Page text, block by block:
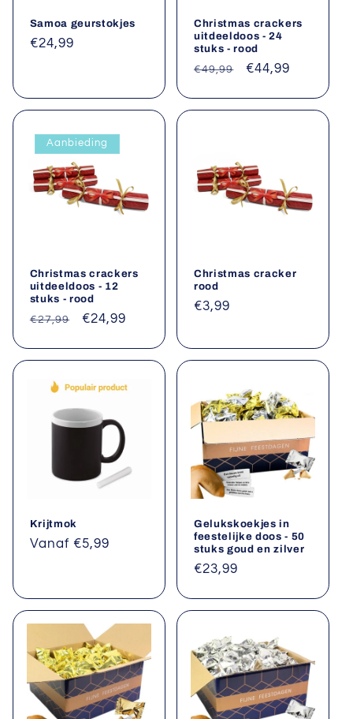
Samoa geurstokjes
Normale
€24,99
Christmas crackers
uitdeeldoos - 24
stuks - rood
Normale
€49,99 €44,99
Aanbieding
Christmas crackers
uitdeeldoos - 12
stuks - rood
Normale
€27,99 Aanbiedingsprijs
€24,99
Christmas cracker
rood
Normale
€3,99
Krijtmok
Normale
Vanaf €5,99
Gelukskoekjes in
feestelijke doos - 50
stuks goud en zilver
Normale
€23,99